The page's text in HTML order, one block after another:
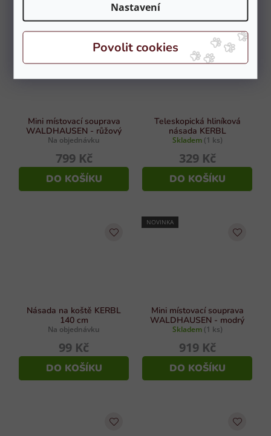
Nastavení
NOVINKA
Mini místovací souprava
WALDHAUSEN - růžový
Na objednávku
799 Kč
DO KOŠÍKU
NOVINKA
Teleskopická hliníková
násada KERBL
Skladem (1 ks)
329 Kč
DO KOŠÍKU
Násada na koště KERBL
140 cm
Na objednávku
99 Kč
DO KOŠÍKU
NOVINKA
Mini místovací souprava
WALDHAUSEN - modrý
Skladem (1 ks)
919 Kč
DO KOŠÍKU